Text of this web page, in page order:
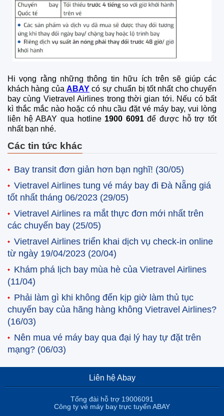
Hi vọng rằng những thông tin hữu ích trên sẽ giúp các
khách hàng củaABAY có sự chuẩn bị tốt nhất cho chuyến
bay cùng Vietravel Airlines trong thời gian tới. Nếu có bất
kì thắc mắc nào hoặc có nhu cầu đặt vé máy bay, vui lòng
liên hệ ABAY qua hotline 1900 6091để được hỗ trợ tốt
nhất bạn nhé.
Các tin tức khác
Bay transit đơn giản hơn bạn nghĩ! (30/05)
Vietravel Airlines tung vé máy bay đi Đà Nẵng giá
tốt nhất tháng 06/2023 (29/05)
Vietravel Airlines ra mắt thực đơn mới nhất trên
các chuyến bay (25/05)
Vietravel Airlines triển khai dịch vụ check-in online
từ ngày 19/04/2023 (20/04)
Khám phá lịch bay mùa hè của Vietravel Airlines
(11/04)
Phải làm gì khi không đến kịp giờ làm thủ tục
chuyến bay của hãng hàng không Vietravel Airlines?
(16/03)
Nên mua vé máy bay qua đại lý hay tự đặt trên
mạng? (06/03)
Liên hệ Abay
Tổng đài hỗ trợ 19006091
Công ty vé máy bay trực tuyến ABAY